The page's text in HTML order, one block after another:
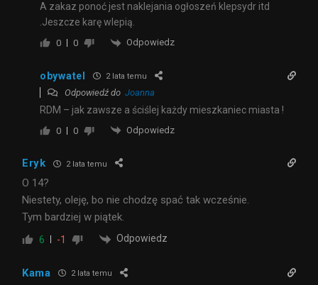
A zakaz ponoć jest naklejania ogłoszeń klepsydr itd
.Jeszcze karę wlepią.
0 0 Odpowiedz
obywatel 2 lata temu
Odpowiedź do Joanna
RDM – jak zawsze a ściślej każdy mieszkaniec miasta !
0 0 Odpowiedz
Eryk 2 lata temu
O 14?
Niestety, oleję, bo nie chodzę spać tak wcześnie.
Tym bardziej w piątek.
6 -1 Odpowiedz
Kama 2 lata temu